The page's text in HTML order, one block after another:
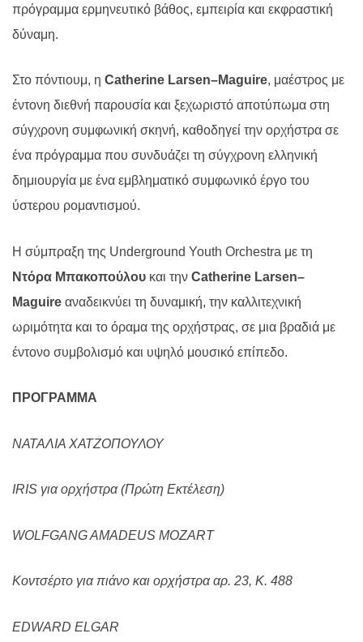
πρόγραμμα ερμηνευτικό βάθος, εμπειρία και εκφραστική
δύναμη.
Στο πόντιουμ, η Catherine Larsen–Maguire, μαέστρος με
έντονη διεθνή παρουσία και ξεχωριστό αποτύπωμα στη
σύγχρονη συμφωνική σκηνή, καθοδηγεί την ορχήστρα σε
ένα πρόγραμμα που συνδυάζει τη σύγχρονη ελληνική
δημιουργία με ένα εμβληματικό συμφωνικό έργο του
ύστερου ρομαντισμού.
Η σύμπραξη της Underground Youth Orchestra με τη
Ντόρα Μπακοπούλου και την Catherine Larsen–
Maguire αναδεικνύει τη δυναμική, την καλλιτεχνική
ωριμότητα και το όραμα της ορχήστρας, σε μια βραδιά με
έντονο συμβολισμό και υψηλό μουσικό επίπεδο.
ΠΡΟΓΡΑΜΜΑ
ΝΑΤΑΛΙΑ ΧΑΤΖΟΠΟΥΛΟΥ
IRIS για ορχήστρα (Πρώτη Εκτέλεση)
WOLFGANGAMADEUS MOZART
Κοντσέρτο για πιάνο και ορχήστρα αρ. 23, K. 488
EDWARD ELGAR